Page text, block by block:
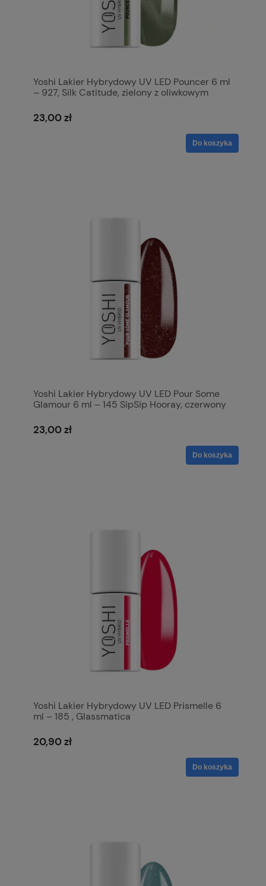
Yoshi Lakier Hybrydowy UV LED Pouncer 6 ml
– 927, Silk Catitude, zielony z oliwkowym
23,00 zł
Do koszyka
Yoshi Lakier Hybrydowy UV LED Pour Some
Glamour 6 ml – 145 SipSip Hooray, czerwony
23,00 zł
Do koszyka
Yoshi Lakier Hybrydowy UV LED Prismelle 6
ml – 185 , Glassmatica
20,90 zł
Do koszyka